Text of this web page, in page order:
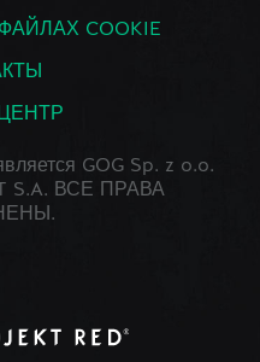
COOKIE
GOG Sp. z o.o.
S.A. ВСЕ ПРАВА